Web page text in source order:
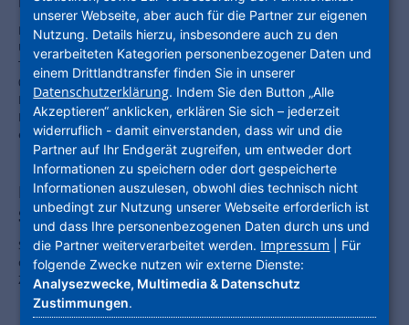
In den vergangenen Wochen und Monaten wurde die S-Bahn-
Unterführung an der Mörfelder Straße künstlerisch gestaltet und als
Teil des urbanen Kunstwerks eine neue Beleuchtung installiert. Am
01.02.2024 wurde die künstlerisch imposante und hell gestaltete S-
Bahn-Unterführung, die mit Fördermitteln aus dem
Landesprogramm „Zukunft Innenstadt“ bezuschusst wurde, offiziell
eröffnet.
ProjektStadt warnt vor Kürzungen in der
Städtebauförderung
Städte und Kommunen stehen vor großen Herausforderungen. Jetzt
die Fördermittel zu kürzen, hätte dramatische Folgen für deren
Zukunftsfähigkeit.
unserer Webseite, aber auch für die Partner zur eigenen
Nutzung. Details hierzu, insbesondere auch zu den
verarbeiteten Kategorien personenbezogener Daten und
einem Drittlandtransfer finden Sie in unserer
Datenschutzerklärung. Indem Sie den Button „Alle
Akzeptieren“ anklicken, erklären Sie sich – jederzeit
widerruflich - damit einverstanden, dass wir und die
Partner auf Ihr Endgerät zugreifen, um entweder dort
Informationen zu speichern oder dort gespeicherte
Informationen auszulesen, obwohl dies technisch nicht
unbedingt zur Nutzung unserer Webseite erforderlich ist
und dass Ihre personenbezogenen Daten durch uns und
die Partner weiterverarbeitet werden. Impressum | Für
folgende Zwecke nutzen wir externe Dienste:
Analysezwecke, Multimedia & Datenschutz
Zustimmungen.